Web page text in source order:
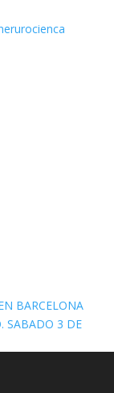
BARCELONA
SABADO 3 DE